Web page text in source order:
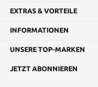
EXTRAS & VORTEILE
INFORMATIONEN
UNSERE TOP-MARKEN
JETZT ABONNIEREN